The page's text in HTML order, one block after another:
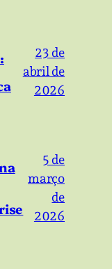
23 de
abril de
2026
5 de
março
de
2026